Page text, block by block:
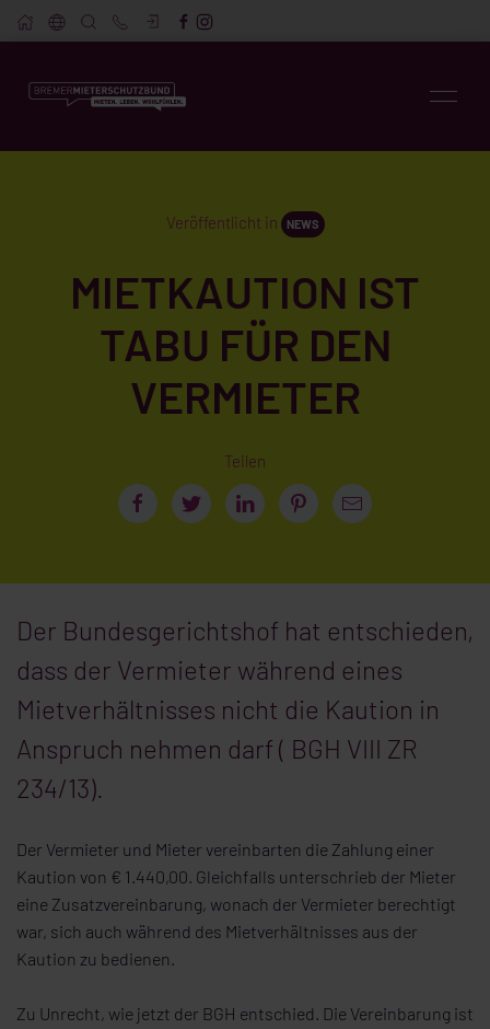
Veröffentlicht in NEWS
MIETKAUTION IST
TABU FÜR DEN
VERMIETER
Teilen
Der Bundesgerichtshof hat entschieden,
dass der Vermieter während eines
Mietverhältnisses nicht die Kaution in
Anspruch nehmen darf ( BGH VIII ZR
234/13).
Der Vermieter und Mieter vereinbarten die Zahlung einer
Kaution von € 1.440,00. Gleichfalls unterschrieb der Mieter
eine Zusatzvereinbarung, wonach der Vermieter berechtigt
war, sich auch während des Mietverhältnisses aus der
Kaution zu bedienen.
Zu Unrecht, wie jetzt der BGH entschied. Die Vereinbarung ist